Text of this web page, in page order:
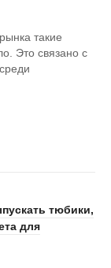
такие
Это связано с
тюбики,
для